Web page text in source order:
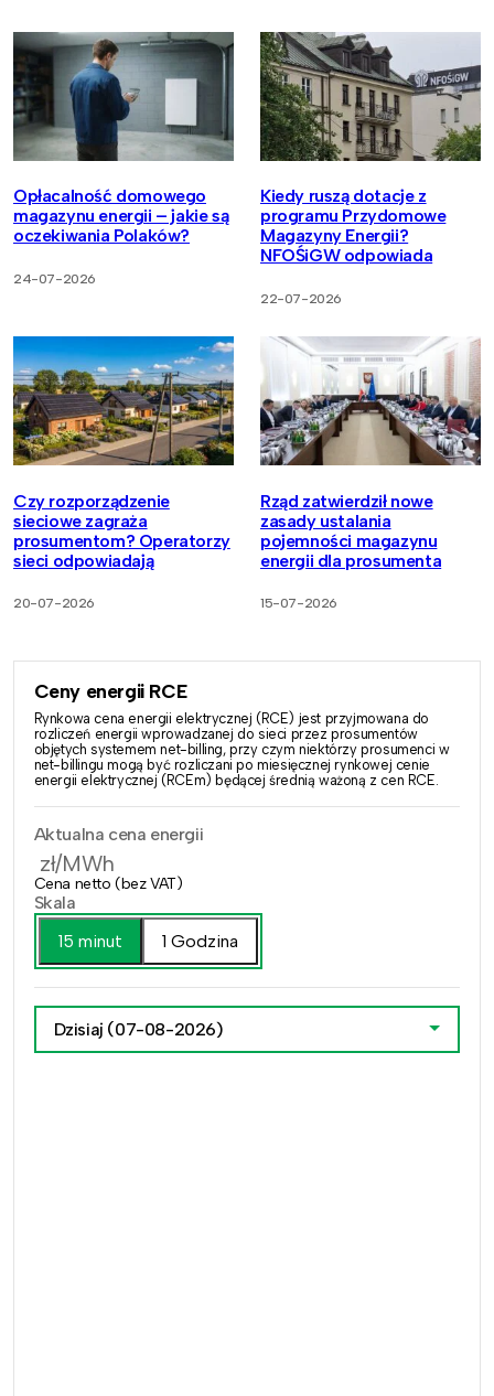
Opłacalność domowego
magazynu energii – jakie są
oczekiwania Polaków?
24-07-2026
Kiedy ruszą dotacje z
programu Przydomowe
Magazyny Energii?
NFOŚiGW odpowiada
22-07-2026
Czy rozporządzenie
sieciowe zagraża
prosumentom? Operatorzy
sieci odpowiadają
20-07-2026
Rząd zatwierdził nowe
zasady ustalania
pojemności magazynu
energii dla prosumenta
15-07-2026
Ceny energii RCE
Rynkowa cena energii elektrycznej (RCE) jest przyjmowana do
rozliczeń energii wprowadzanej do sieci przez prosumentów
objętych systemem net-billing, przy czym niektórzy prosumenci w
net-billingu mogą być rozliczani po miesięcznej rynkowej cenie
energii elektrycznej (RCEm) będącej średnią ważoną z cen RCE.
Aktualna cena energii
zł/MWh
Cena netto (bez VAT)
Skala
15 minut
1 Godzina
Dzisiaj (07-08-2026)